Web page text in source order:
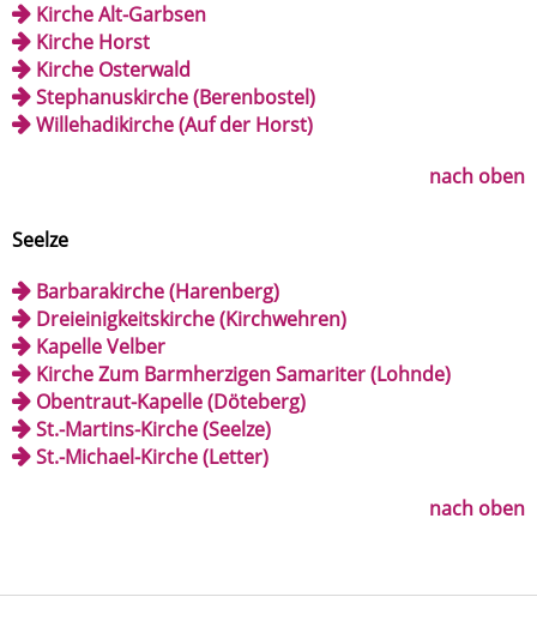
Kirche Alt-Garbsen
Kirche Horst
Kirche Osterwald
Stephanuskirche (Berenbostel)
Willehadikirche (Auf der Horst)
nach oben
Seelze
Barbarakirche (Harenberg)
Dreieinigkeitskirche (Kirchwehren)
Kapelle Velber
Kirche Zum Barmherzigen Samariter (Lohnde)
Obentraut-Kapelle (Döteberg)
St.-Martins-Kirche (Seelze)
St.-Michael-Kirche (Letter)
nach oben